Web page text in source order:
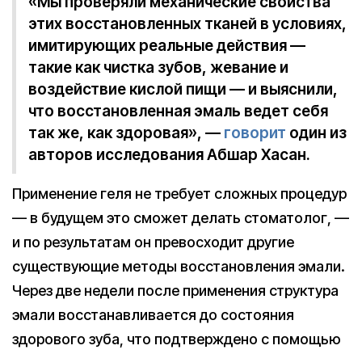
этих восстановленных тканей в условиях,
имитирующих реальные действия —
такие как чистка зубов, жевание и
воздействие кислой пищи — и выяснили,
что восстановленная эмаль ведет себя
так же, как здоровая», — говорит один из
авторов исследования Абшар Хасан.
Применение геля не требует сложных процедур
— в будущем это сможет делать стоматолог, —
и по результатам он превосходит другие
существующие методы восстановления эмали.
Через две недели после применения структура
эмали восстанавливается до состояния
здорового зуба, что подтверждено с помощью